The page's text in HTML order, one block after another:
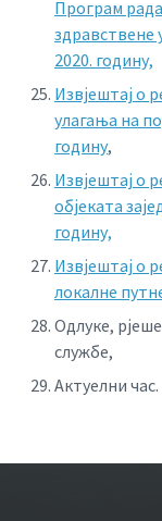
Програм
2020. годину,
Извјештај о
улагања на
годину,
Извјештај о
објеката
годину,
Извјештај о
локалне
Одлуке,
службе,
Актуелни час.